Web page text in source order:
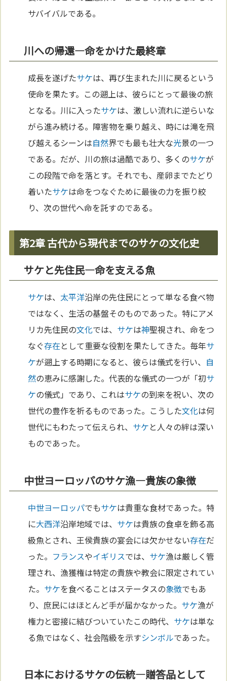
サバイバルである。
川への帰還—命をかけた最終章
成長を遂げたサケは、再び生まれた川に戻るという
使命を果たす。この遡上は、彼らにとって最後の旅
となる。川に入ったサケは、激しい流れに逆らいな
がら進み続ける。障害物を乗り越え、時には滝を飛
び越えるシーンは自然界でも最も壮大な光景の一つ
である。だが、川の旅は過酷であり、多くのサケが
この段階で命を落とす。それでも、産卵までたどり
着いたサケは命をつなぐために最後の力を振り絞
り、次の世代へ命を託すのである。
第2章 古代から現代までのサケの文化史
サケと先住民—命を支える魚
サケは、 太平洋沿岸の先住民にとって単なる食べ物
ではなく、生活の基盤そのものであった。特にアメ
リカ先住民の文化では、 サケは神聖視され、命をつ
なぐ存在として重要な役割を果たしてきた。毎年サ
ケが遡上する時期になると、彼らは儀式を行い、 自
然の恵みに感謝した。代表的な儀式の一つが「初サ
ケの儀式」であり、これはサケの到来を祝い、次の
世代の豊作を祈るものであった。こうした文化は何
世代にもわたって伝えられ、 サケと人々の絆は深い
ものであった。
中世ヨーロッパのサケ漁—貴族の象徴
中世ヨーロッパでもサケは貴重な食材であった。特
に大西洋沿岸地域では、 サケは貴族の食卓を飾る高
級魚とされ、王侯貴族の宴会には欠かせない存在だ
った。 フランスやイギリスでは、 サケ漁は厳しく管
理され、漁獲権は特定の貴族や教会に限定されてい
た。 サケを食べることはステータスの象徴でもあ
り、庶民にはほとんど手が届かなかった。 サケ漁が
権力と密接に結びついていたこの時代、 サケは単な
る魚ではなく、社会階級を示すシンボルであった。
日本におけるサケの伝統—贈答品として